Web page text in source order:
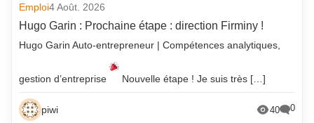
Emploi4 Août. 2026
Hugo Garin : Prochaine étape : direction Firminy !
Hugo Garin Auto-entrepreneur | Compétences analytiques,
gestion d’entreprise Nouvelle étape ! Je suis très […]
piwi 40 0